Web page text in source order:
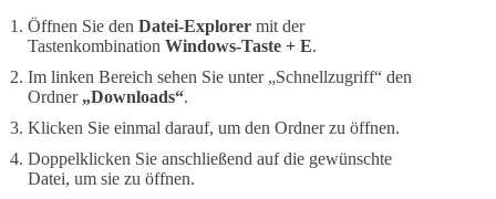
Öffnen Sie den Datei-Explorer mit der
Tastenkombination Windows-Taste + E.
Im linken Bereich sehen Sie unter „Schnellzugriff“ den
Ordner „Downloads“.
Klicken Sie einmal darauf, um den Ordner zu öffnen.
Doppelklicken Sie anschließend auf die gewünschte
Datei, um sie zu öffnen.